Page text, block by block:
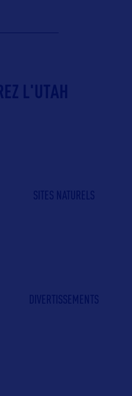
L'UTAH
SITES NATURELS
DIVERTISSEMENTS